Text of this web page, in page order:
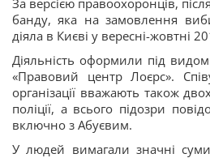
За версією правоохоронців,
банду, яка на замовлення
діяла в Києві у вересні-жовтні
Діяльність оформили під
«Правовий центр Лоєрс».
організації вважають також
поліції, а всього підозри
включно з Абуєвим.
У людей вимагали значні